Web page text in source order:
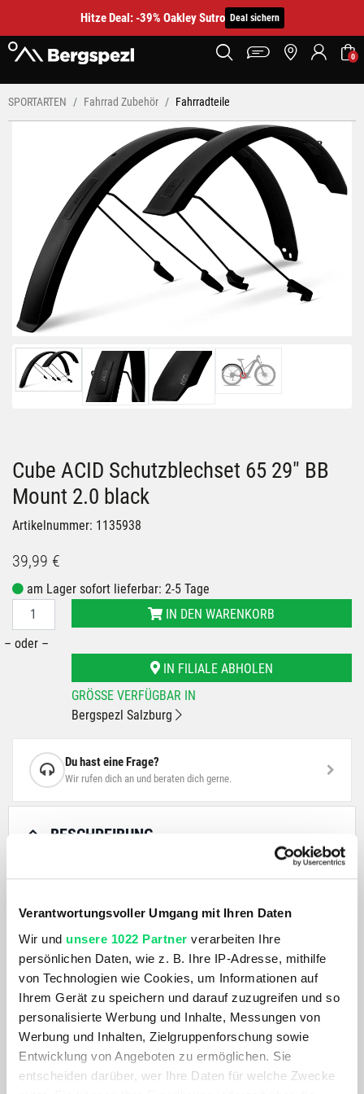
Verantwortungsvoller Umgang mit Ihren Daten
Wir und unsere 1022 Partner verarbeiten Ihre
persönlichen Daten, wie z. B. Ihre IP-Adresse, mithilfe
von Technologien wie Cookies, um Informationen auf
Ihrem Gerät zu speichern und darauf zuzugreifen und so
personalisierte Werbung und Inhalte, Messungen von
Werbung und Inhalten, Zielgruppenforschung sowie
Entwicklung von Angeboten zu ermöglichen. Sie
entscheiden darüber, wer Ihre Daten für welche Zwecke
Hitze Deal: -39% Oakley Sutro Deal sichern
0
SPORTARTEN Fahrrad Zubehör Fahrradteile
Cube ACID Schutzblechset 65 29" BB
Mount 2.0 black
Artikelnummer: 1135938
39,99 €
am Lager sofort lieferbar: 2-5 Tage
IN DEN WARENKORB
– oder –
IN FILIALE ABHOLEN
GRÖSSE VERFÜGBAR IN
Bergspezl Salzburg
Du hast eine Frage?
Wir rufen dich an und beraten dich gerne.
BESCHREIBUNG
für Wind und Wetter zu rüsten. Es passt auf die meisten 29'
Mountainbikes mit einer maximalen Reifenbreite von 2,35'
und verfügt über stylische und praktische Feinheiten wie
glänzende Icon-Details, das ACID-Adaptersystem und eine
integrierte Lichtkabel-Führung. Die Schutzbleche sind mit
unserer ACID Rücklicht-Integration kompatibel. BB-Mount:
Das Schutzblech wird am Tretlager befestigt. ST-Mount: Das
Schutzblech in kurzer Bauform wird mit einem Adapter am
Sitzrohr befestigt.